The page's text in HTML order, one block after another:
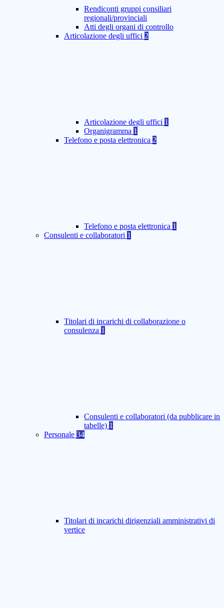
Rendiconti gruppi consiliari
regionali/provinciali
Atti degli organi di controllo
Articolazione degli uffici 2
Articolazione degli uffici 1
Organigramma 1
Telefono e posta elettronica 2
Telefono e posta elettronica 1
Consulenti e collaboratori 1
Titolari di incarichi di collaborazione o
consulenza 1
Consulenti e collaboratori (da pubblicare in
tabelle) 1
Personale 34
Titolari di incarichi dirigenziali amministrativi di
vertice